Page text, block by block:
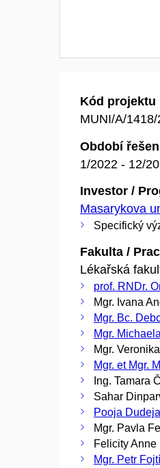
Kód projektu
MUNI/A/
Období
1/2022 - 12/
Investor /
Masarykova
Specifický
Fakulta /
Lékařská
prof. RNDr.
Mgr. Ivana
Mgr. Bc.
Mgr.
Mgr.
Mgr. et Mgr.
Ing. Tamara
Sahar
Pooja Dudeja
Mgr. Pavla
Felicity Anne
Mgr. Petr